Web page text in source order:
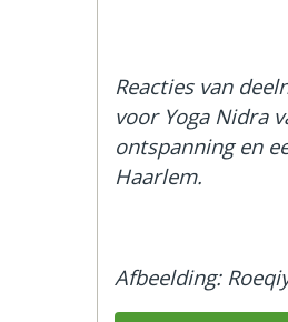
Reacties van
voor Yoga Nidra
ontspanning en
Haarlem.
Afbeelding: